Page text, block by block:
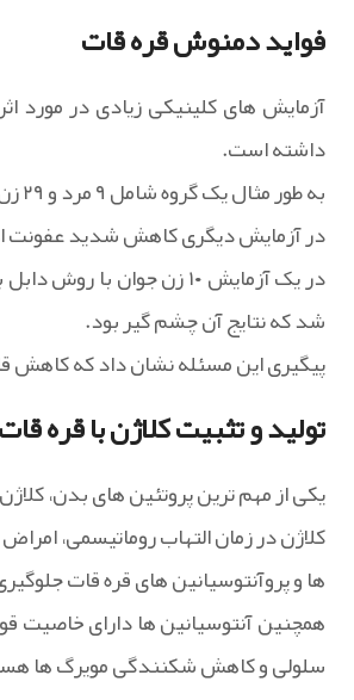
فواید دمنوش قره قات
آزمایش های کلینیکی زیادی در مورد
داشته است.
به طور مثال یک گروه شامل ۹ مرد و ۲۹ زن سال خورده با این روش تحت درمان قرار گرفتند.
در آزمایش دیگری کاهش شدید عفونت
شد که نتایج آن چشم گیر بود.
پیگیری این مسئله نشان داد که کاهش
تولید و تثبیت کلاژن با قره قات
یکی از مهم ترین پروتئین های بدن،
کلاژن در زمان التهاب روماتیسمی،
ها و پروآنتوسیانین های قره قات
سلولی و کاهش شکنندگی مویرگ ها